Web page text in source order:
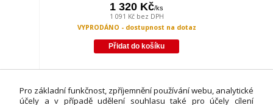
1 320 Kč/ks
1 091 Kč bez DPH
VYPRODÁNO - dostupnost na dotaz
Přidat do košíku
Pro základní funkčnost, zpříjemnění používání webu, analytické
účely a v případě udělení souhlasu také pro účely cílení